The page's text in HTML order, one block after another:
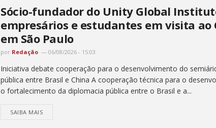
Sócio-fundador do Unity Global
empresários e estudantes em visita ao
em São Paulo
por Redação 06/08/2026 - 15:03
Iniciativa debate cooperação para o desenvolvimento do
pública entre Brasil e China A cooperação técnica para o
o fortalecimento da diplomacia pública entre o Brasil e a...
SAIBA MAIS